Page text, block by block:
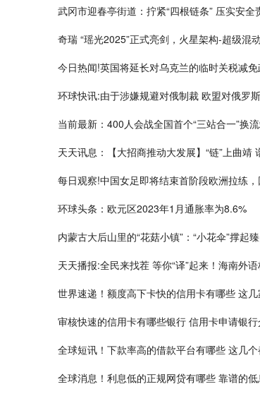
武冈市迎春亭街道：拧紧“四根链条” 压实安全
奇瑞 “瑶光2025”正式亮剑，火星架构-超级混
今日热闻!英国将延长对乌克兰的临时关税减
环球快讯:由于涉嫌规避对俄制裁 欧盟对俄罗
当前最新：400人会战全国首个“三站合一”换流
天天讯息：【大招商推动大发展】“链”上曲靖
每日观察!中国女足即将结束首阶段欧洲拉练
环球头条：欧元区2023年1月通胀率为8.6%
内蒙古大后山里的“花菇小镇”：“小花伞”撑起
天天播报:全民来找茬 等你“译”起来！海南外
世界速递！额度高下卡快的信用卡有哪些 这
审核快速的信用卡有哪些银行 信用卡申请银行
全球短讯！下款率高的借款平台有哪些 这几
全球消息！利息低的正规网贷有哪些 靠谱的